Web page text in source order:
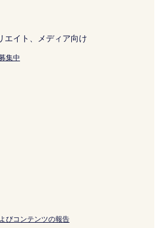
エイト、メディア向け
集中
びコンテンツの報告